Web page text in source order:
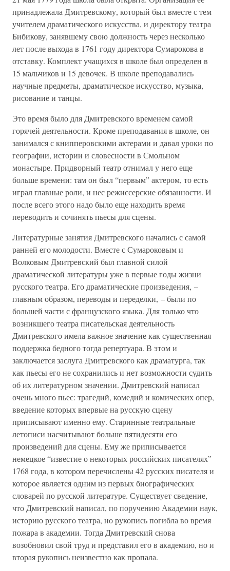
принадлежала Дмитревскому, который был вместе с тем
учителем драматического искусства, и директору театра
Бибикову, занявшему свою должность через несколько
лет после выхода в 1761 году директора Сумарокова в
отставку. Комплект учащихся в школе был определен в
15 мальчиков и 15 девочек. В школе преподавались
научные предметы, драматическое искусство, музыка,
рисование и танцы.
Это время было для Дмитревского временем самой
горячей деятельности. Кроме преподавания в школе, он
занимался с книпперовскими актерами и давал уроки по
географии, истории и словесности в Смольном
монастыре. Придворный театр отнимал у него еще
больше времени: там он был “первым” актером, то есть
играл главные роли, и нес режиссерские обязанности. И
после всего этого надо было еще находить время
переводить и сочинять пьесы для сцены.
Литературные занятия Дмитревского начались с самой
ранней его молодости. Вместе с Сумароковым и
Волковым Дмитревский был главной силой
драматической литературы уже в первые годы жизни
русского театра. Его драматические произведения, –
главным образом, переводы и переделки, – были по
большей части с французского языка. Для только что
возникшего театра писательская деятельность
Дмитревского имела важное значение как существенная
поддержка бедного тогда репертуара. В этом и
заключается заслуга Дмитревского как драматурга, так
как пьесы его не сохранились и нет возможности судить
об их литературном значении. Дмитревский написал
очень много пьес: трагедий, комедий и комических опер,
введение которых впервые на русскую сцену
приписывают именно ему. Старинные театральные
летописи насчитывают больше пятидесяти его
произведений для сцены. Ему же приписывается
немецкое “известие о некоторых российских писателях”
1768 года, в котором перечислены 42 русских писателя и
которое является одним из первых биографических
словарей по русской литературе. Существует сведение,
что Дмитревский написал, по поручению Академии наук,
историю русского театра, но рукопись погибла во время
пожара в академии. Тогда Дмитревский снова
возобновил свой труд и представил его в академию, но и
вторая рукопись неизвестно как пропала.